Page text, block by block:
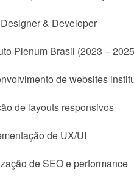
& Developer
Plenum Brasil (2023 –
de websites
de layouts responsivos
de UX/UI
de SEO e performance